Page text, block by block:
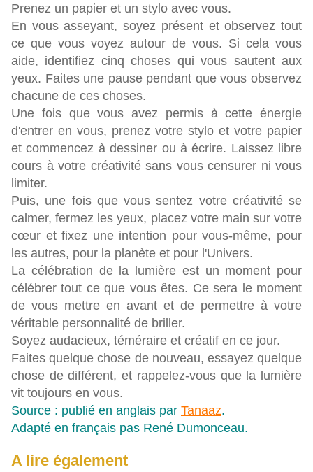
Prenez un papier et un stylo avec vous.
En vous asseyant, soyez présent et observez tout
ce que vous voyez autour de vous. Si cela vous
aide, identifiez cinq choses qui vous sautent aux
yeux. Faites une pause pendant que vous observez
chacune de ces choses.
Une fois que vous avez permis à cette énergie
d'entrer en vous, prenez votre stylo et votre papier
et commencez à dessiner ou à écrire. Laissez libre
cours à votre créativité sans vous censurer ni vous
limiter.
Puis, une fois que vous sentez votre créativité se
calmer, fermez les yeux, placez votre main sur votre
cœur et fixez une intention pour vous-même, pour
les autres, pour la planète et pour l'Univers.
La célébration de la lumière est un moment pour
célébrer tout ce que vous êtes. Ce sera le moment
de vous mettre en avant et de permettre à votre
véritable personnalité de briller.
Soyez audacieux, téméraire et créatif en ce jour.
Faites quelque chose de nouveau, essayez quelque
chose de différent, et rappelez-vous que la lumière
vit toujours en vous.
Source : publié en anglais par Tanaaz.
Adapté en français pas René Dumonceau.
A lire également